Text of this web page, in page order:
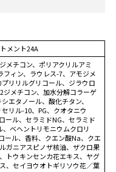
メント24A
メチコン、ポリアクリルアミ
フィン、ラウレス-7、アモジメ
リリルグリコール、ジラウロ
ジメチコン、加水分解コラーゲ
エタノール、酸化チタン、
リル-10、PG、クオタニウ
ール、セラミドNG、セラミド
ベヘントリモニウムクロリ
ール、香料、クエン酸Na、クエ
ガニアスピノザ核油、ザクロ果
トウキンセンカ花エキス、ヤグ
、セイヨウオトギリソウ花／葉